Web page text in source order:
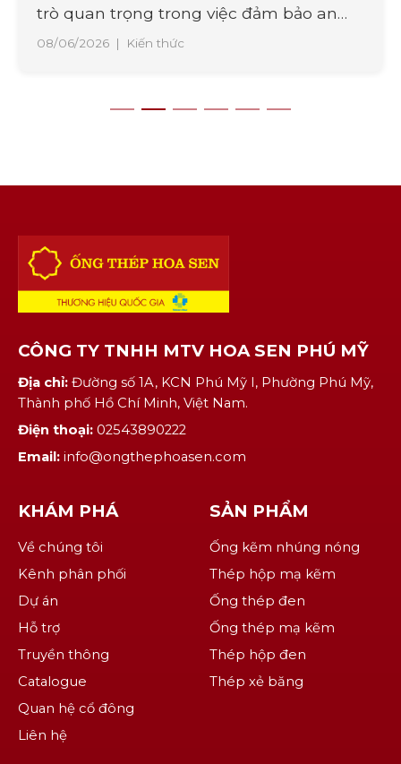
trò quan trọng trong việc đảm bảo an
toàn và vận hành ổn định. Bên cạnh chất
quan tâm. Một trong [...]
08/06/2026 | Kiến thức
CÔNG TY TNHH MTV HOA SEN PHÚ MỸ
Địa chỉ: Đường số 1A, KCN Phú Mỹ I, Phường Phú Mỹ,
Thành phố Hồ Chí Minh, Việt Nam.
Điện thoại: 02543890222
Email: info@ongthephoasen.com
KHÁM PHÁ
Về chúng tôi
Kênh phân phối
Dự án
Hỗ trợ
Truyền thông
Catalogue
Quan hệ cổ đông
Liên hệ
SẢN PHẨM
Ống kẽm nhúng nóng
Thép hộp mạ kẽm
Ống thép đen
Ống thép mạ kẽm
Thép hộp đen
Thép xẻ băng